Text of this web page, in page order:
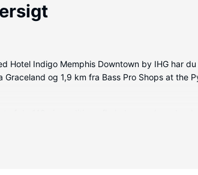
Hotel Indigo Memphis Downtown by IHG har
Graceland og 1,9 km fra Bass Pro Shops at the
med bruser samt brusehoved med